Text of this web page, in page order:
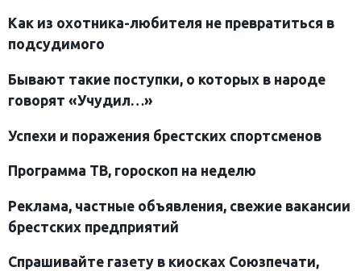
Как из охотника-любителя не превратиться в
подсудимого
Бывают такие поступки, о которых в народе
говорят «Учудил…»
Успехи и поражения брестских спортсменов
Программа ТВ, гороскоп на неделю
Реклама, частные объявления, свежие вакансии
брестских предприятий
Спрашивайте газету в киосках Союзпечати,